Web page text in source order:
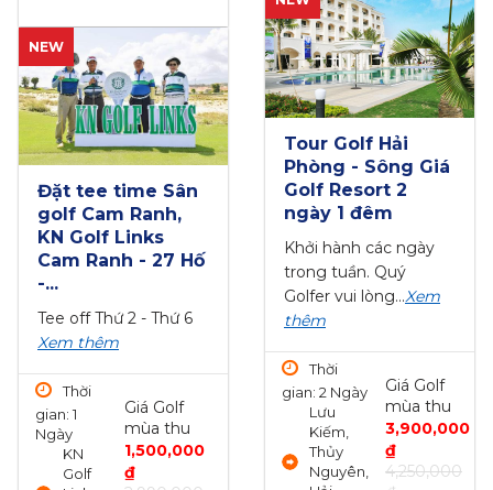
Tee-off Sono
Belle Hải Phòng -
18 hố - cuối tuần
Khởi hành thứ bảy và
chủ nhật
Thời
Lưu
Kiếm,
Thủy
Nguyên,
Hải
Phòng
mùa thu
2,300,000
₫
2,500,000
₫
NEW
Tee off Sky Lake
Golf & Resort Hà
tuần
Khởi hành thứ bảy -
chủ nhật
Thời
gian: 1 Ngày
Chương
Mỹ, Hà
Nội
Giá Golf
mùa thu
3,000,000
₫
3,250,000
₫